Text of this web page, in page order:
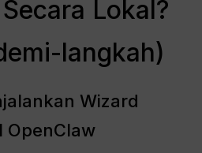
Lokal?
langkah)
Wizard
OpenClaw